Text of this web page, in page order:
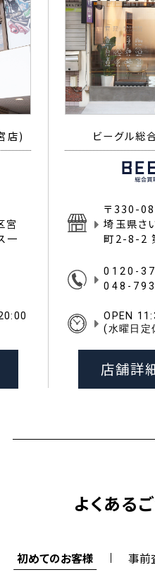
店)
宮
一
ビーグル総
〒330-
埼玉県さ
町2-8-2
0120-
048-
OPEN
(水曜日定
店舗詳
よくある
初めてのお客様 事前